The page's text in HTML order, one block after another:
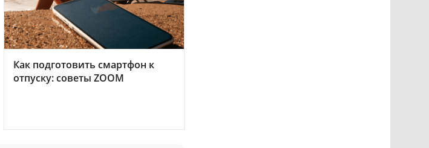
Как подготовить смартфон к
отпуску: советы ZOOM